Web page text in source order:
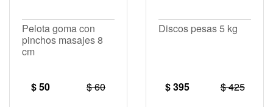
Pelota goma con
pinchos masajes 8
cm
$ 50 $ 60
Discos pesas 5 kg
$ 395 $ 425